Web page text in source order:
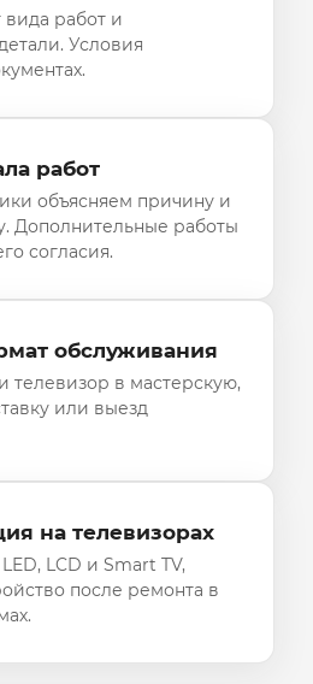
вида работ и
Условия
работ
объясняем причину и
Дополнительные работы
согласия.
обслуживания
телевизор в мастерскую,
или выезд
на телевизорах
LCD и Smart TV,
после ремонта в